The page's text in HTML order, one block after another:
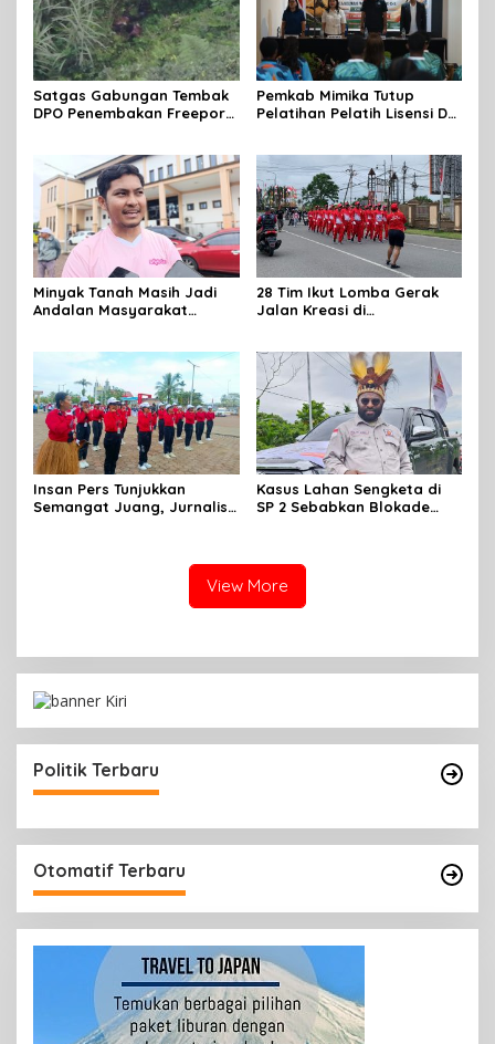
Satgas Gabungan Tembak
DPO Penembakan Freeport
Pemkab Mimika Tutup
Pelatihan Pelatih Lisensi D
Minyak Tanah Masih Jadi
Andalan Masyarakat
28 Tim Ikut Lomba Gerak
Jalan Kreasi di
Insan Pers Tunjukkan
Semangat Juang, Jurnalis
Kasus Lahan Sengketa di
SP 2 Sebabkan Blokade
View More
Politik Terbaru
Otomatif Terbaru